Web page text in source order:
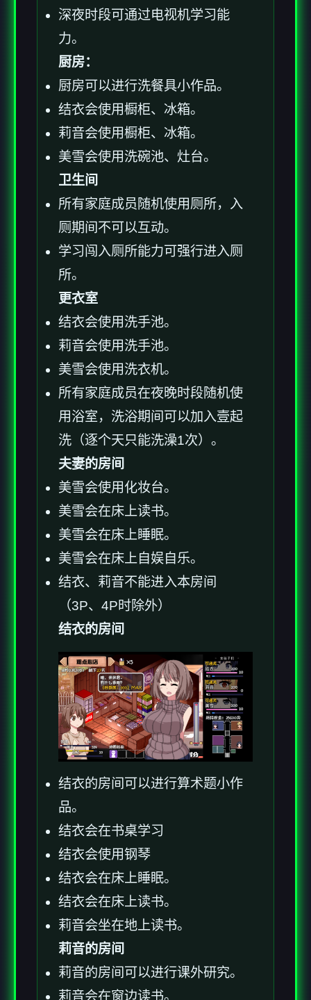
深夜时段可通过电视机学习能
力。
厨房：
厨房可以进行洗餐具小作品。
结衣会使用橱柜、冰箱。
莉音会使用橱柜、冰箱。
美雪会使用洗碗池、灶台。
卫生间
所有家庭成员随机使用厕所，入
厕期间不可以互动。
学习闯入厕所能力可强行进入厕
所。
更衣室
结衣会使用洗手池。
莉音会使用洗手池。
美雪会使用洗衣机。
所有家庭成员在夜晚时段随机使
用浴室，洗浴期间可以加入壹起
洗（逐个天只能洗澡1次）。
夫妻的房间
美雪会使用化妆台。
美雪会在床上读书。
美雪会在床上睡眠。
美雪会在床上自娱自乐。
结衣、莉音不能进入本房间
（3P、4P时除外）
结衣的房间
结衣的房间可以进行算术题小作
品。
结衣会在书桌学习
结衣会使用钢琴
结衣会在床上睡眠。
结衣会在床上读书。
莉音会坐在地上读书。
莉音的房间
莉音的房间可以进行课外研究。
莉音会在窗边读书。